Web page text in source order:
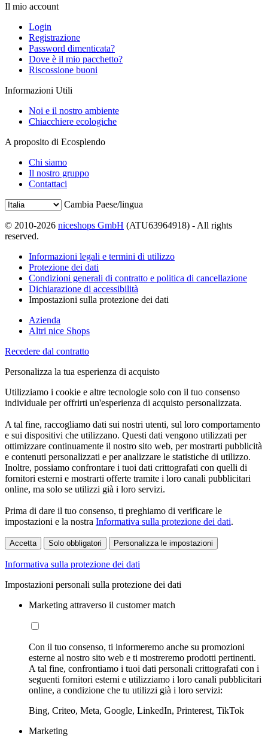
Il mio account
Login
Registrazione
Password dimenticata?
Dove è il mio pacchetto?
Riscossione buoni
Informazioni Utili
Noi e il nostro ambiente
Chiacchiere ecologiche
A proposito di Ecosplendo
Chi siamo
Il nostro gruppo
Contattaci
Cambia Paese/lingua
© 2010-2026 niceshops GmbH (ATU63964918) - All rights
reserved.
Informazioni legali e termini di utilizzo
Protezione dei dati
Condizioni generali di contratto e politica di cancellazione
Dichiarazione di accessibilità
Impostazioni sulla protezione dei dati
Azienda
Altri nice Shops
Recedere dal contratto
Personalizza la tua esperienza di acquisto
Utilizziamo i cookie e altre tecnologie solo con il tuo consenso
individuale per offrirti un'esperienza di acquisto personalizzata.
A tal fine, raccogliamo dati sui nostri utenti, sul loro comportamento
e sui dispositivi che utilizzano. Questi dati vengono utilizzati per
ottimizzare continuamente il nostro sito web, per mostrarti pubblicità
e contenuti personalizzati e per analizzare le statistiche di utilizzo.
Inoltre, possiamo confrontare i tuoi dati crittografati con quelli di
fornitori esterni e mostrarti offerte tramite i loro canali pubblicitari
online, ma solo se utilizzi già i loro servizi.
Prima di dare il tuo consenso, ti preghiamo di verificare le
impostazioni e la nostra Informativa sulla protezione dei dati.
Accetta Solo obbligatori Personalizza le impostazioni
Informativa sulla protezione dei dati
Impostazioni personali sulla protezione dei dati
Marketing attraverso il customer match
Con il tuo consenso, ti informeremo anche su promozioni
esterne al nostro sito web e ti mostreremo prodotti pertinenti.
A tal fine, confrontiamo i tuoi dati personali crittografati con i
seguenti fornitori esterni e utilizziamo i loro canali pubblicitari
online, a condizione che tu utilizzi già i loro servizi:
Bing, Criteo, Meta, Google, LinkedIn, Printerest, TikTok
Marketing